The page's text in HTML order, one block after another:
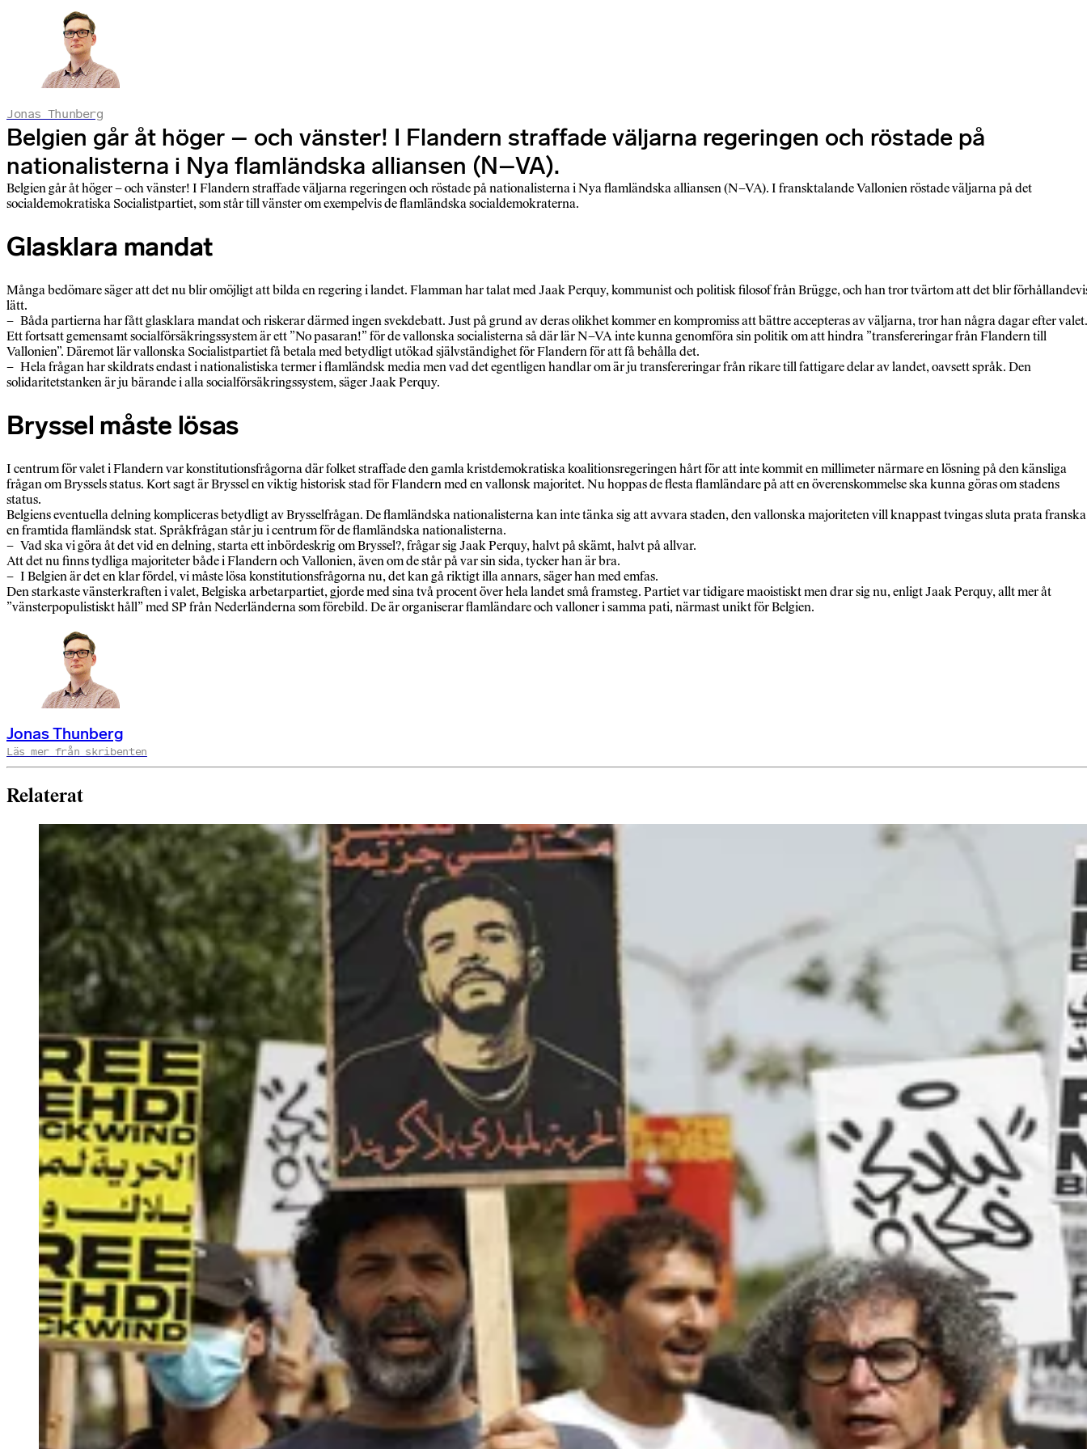
Jonas Thunberg
Belgien går åt höger – och vänster! I Flandern straffade väljarna regeringen och röstade på
nationalisterna i Nya flamländska alliansen (N–VA).
Belgien går åt höger – och vänster! I Flandern straffade väljarna regeringen och röstade på nationalisterna i Nya flamländska alliansen (N–VA). I fransktalande Vallonien röstade väljarna på det
socialdemokratiska Socialistpartiet, som står till vänster om exempelvis de flamländska socialdemokraterna.
Glasklara mandat
Många bedömare säger att det nu blir omöjligt att bilda en regering i landet. Flamman har talat med Jaak Perquy, kommunist och politisk filosof från Brügge, och han tror tvärtom att det blir
lätt.
– Båda partierna har fått glasklara mandat och riskerar därmed ingen svekdebatt. Just på grund av deras olikhet kommer en kompromiss att bättre accepteras av väljarna, tror han några dagar efter valet.
Ett fortsatt gemensamt socialförsäkringssystem är ett ”No pasaran!” för de vallonska socialisterna så där lär N–VA inte kunna genomföra sin politik om att hindra ”transfereringar från Flandern till
Vallonien”. Däremot lär vallonska Socialistpartiet få betala med betydligt utökad självständighet för Flandern för att få behålla det.
– Hela frågan har skildrats endast i nationalistiska termer i flamländsk media men vad det egentligen handlar om är ju transfereringar från rikare till fattigare delar av landet, oavsett språk. Den
solidaritetstanken är ju bärande i alla socialförsäkringssystem, säger Jaak Perquy.
Bryssel måste lösas
I centrum för valet i Flandern var konstitutionsfrågorna där folket straffade den gamla kristdemokratiska koalitionsregeringen hårt för att inte kommit en millimeter närmare en lösning på den känsliga
frågan om Bryssels status. Kort sagt är Bryssel en viktig historisk stad för Flandern med en vallonsk majoritet. Nu hoppas de flesta flamländare på att en överenskommelse ska kunna göras om stadens
status.
Belgiens eventuella delning kompliceras betydligt av Brysselfrågan. De flamländska nationalisterna kan inte tänka sig att avvara staden, den vallonska majoriteten vill knappast tvingas sluta prata
en framtida flamländsk stat. Språkfrågan står ju i centrum för de flamländska nationalisterna.
– Vad ska vi göra åt det vid en delning, starta ett inbördeskrig om Bryssel?, frågar sig Jaak Perquy, halvt på skämt, halvt på allvar.
Att det nu finns tydliga majoriteter både i Flandern och Vallonien, även om de står på var sin sida, tycker han är bra.
– I Belgien är det en klar fördel, vi måste lösa konstitutionsfrågorna nu, det kan gå riktigt illa annars, säger han med emfas.
Den starkaste vänsterkraften i valet, Belgiska arbetarpartiet, gjorde med sina två procent över hela landet små framsteg. Partiet var tidigare maoistiskt men drar sig nu, enligt Jaak Perquy, allt mer åt
”vänsterpopulistiskt håll” med SP från Nederländerna som förebild. De är organiserar flamländare och valloner i samma pati, närmast unikt för Belgien.
Jonas Thunberg
Läs mer från skribenten
Relaterat